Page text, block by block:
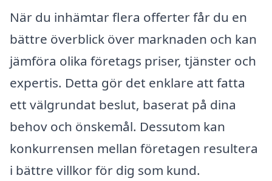
När du inhämtar flera offerter får du en
bättre överblick över marknaden och kan
jämföra olika företags priser, tjänster och
expertis. Detta gör det enklare att fatta
ett välgrundat beslut, baserat på dina
behov och önskemål. Dessutom kan
konkurrensen mellan företagen resultera
i bättre villkor för dig som kund.